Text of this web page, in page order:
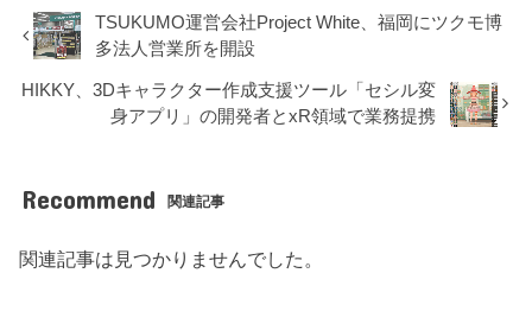
TSUKUMO運営会社Project White、福岡にツクモ博
多法人営業所を開設
HIKKY、3Dキャラクター作成支援ツール「セシル変
身アプリ」の開発者とxR領域で業務提携
Recommend 関連記事
関連記事は見つかりませんでした。